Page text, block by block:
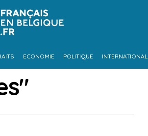
ECONOMIE POLITIQUE INTERNATIONAL